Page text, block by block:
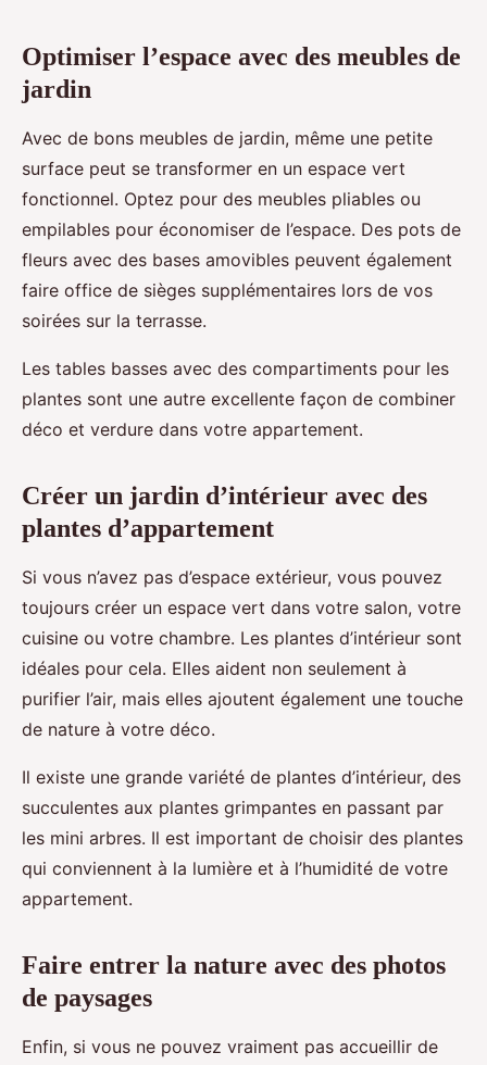
Optimiser l’espace avec des meubles de
jardin
Avec de bons meubles de jardin, même une petite
surface peut se transformer en un espace vert
fonctionnel. Optez pour des meubles pliables ou
empilables pour économiser de l’espace. Des pots de
fleurs avec des bases amovibles peuvent également
faire office de sièges supplémentaires lors de vos
soirées sur la terrasse.
Les tables basses avec des compartiments pour les
plantes sont une autre excellente façon de combiner
déco et verdure dans votre appartement.
Créer un jardin d’intérieur avec des
plantes d’appartement
Si vous n’avez pas d’espace extérieur, vous pouvez
toujours créer un espace vert dans votre salon, votre
cuisine ou votre chambre. Les plantes d’intérieur sont
idéales pour cela. Elles aident non seulement à
purifier l’air, mais elles ajoutent également une touche
de nature à votre déco.
Il existe une grande variété de plantes d’intérieur, des
succulentes aux plantes grimpantes en passant par
les mini arbres. Il est important de choisir des plantes
qui conviennent à la lumière et à l’humidité de votre
appartement.
Faire entrer la nature avec des photos
de paysages
Enfin, si vous ne pouvez vraiment pas accueillir de